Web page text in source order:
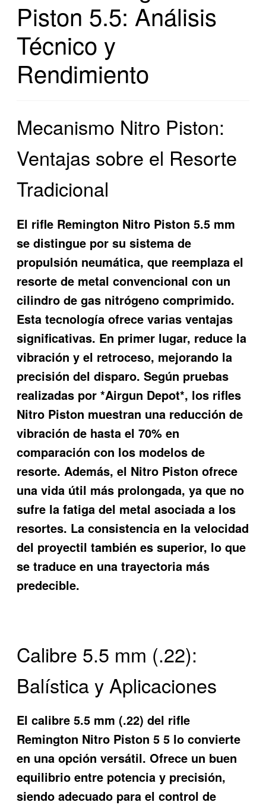
Piston 5.5: Análisis
Técnico y
Rendimiento
Mecanismo Nitro Piston:
Ventajas sobre el Resorte
Tradicional
El rifle Remington Nitro Piston 5.5 mm
se distingue por su sistema de
propulsión neumática, que reemplaza el
resorte de metal convencional con un
cilindro de gas nitrógeno comprimido.
Esta tecnología ofrece varias ventajas
significativas. En primer lugar, reduce la
vibración y el retroceso, mejorando la
precisión del disparo. Según pruebas
realizadas por *Airgun Depot*, los rifles
Nitro Piston muestran una reducción de
vibración de hasta el 70% en
comparación con los modelos de
resorte. Además, el Nitro Piston ofrece
una vida útil más prolongada, ya que no
sufre la fatiga del metal asociada a los
resortes. La consistencia en la velocidad
del proyectil también es superior, lo que
se traduce en una trayectoria más
predecible.
Calibre 5.5 mm (.22):
Balística y Aplicaciones
El calibre 5.5 mm (.22) del rifle
Remington Nitro Piston 5 5 lo convierte
en una opción versátil. Ofrece un buen
equilibrio entre potencia y precisión,
siendo adecuado para el control de